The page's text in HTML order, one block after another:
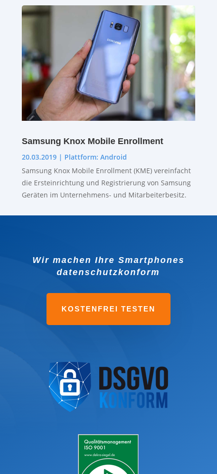
Samsung Knox Mobile Enrollment
20.03.2019| Plattform: Android
Samsung Knox Mobile Enrollment (KME) vereinfacht
die Ersteinrichtung und Registrierung von Samsung
Geräten im Unternehmens- und Mitarbeiterbesitz.
Wir machen Ihre Smartphones
datenschutzkonform
KOSTENFREI TESTEN